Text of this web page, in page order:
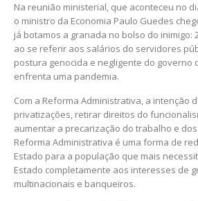
Na reunião ministerial, que aconteceu no
o ministro da Economia Paulo Guedes
já botamos a granada no bolso do inimigo:
ao se referir aos salários do servidores
postura genocida e negligente do governo
enfrenta uma pandemia.
Com a Reforma Administrativa, a intenção
privatizações, retirar direitos do
aumentar a precarização do trabalho e
Reforma Administrativa é uma forma de
Estado para a população que mais
Estado completamente aos interesses de
multinacionais e banqueiros.